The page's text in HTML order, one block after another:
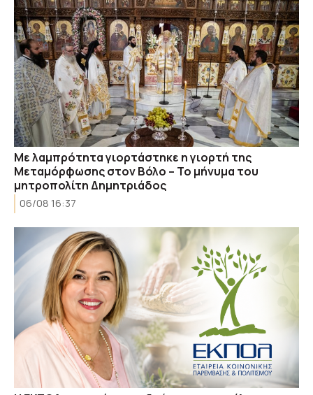
Με λαμπρότητα γιορτάστηκε η γιορτή της
Μεταμόρφωσης στον Βόλο – Το μήνυμα του
μητροπολίτη Δημητριάδος
06/08 16:37